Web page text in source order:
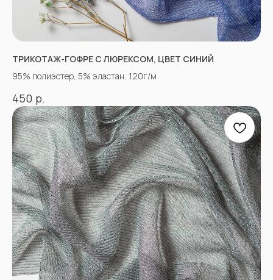
ТРИКОТАЖ-ГОФРЕ С ЛЮРЕКСОМ, ЦВЕТ СИНИЙ
95% полиэстер, 5% эластан, 120г/м
450 р.
Г. Пятигорк, розничная точка на рынке
«Людмила», ул. Садовая 210, павильоны
34−37.
Оптово-розничные точки продаж:
г.Пятигорск, рынок "Привокзальный",
Георгиевское шоссе 1км, оптовый склад
№9302
График работы и схема проезда
АДРЕСА МАГАЗИНОВ